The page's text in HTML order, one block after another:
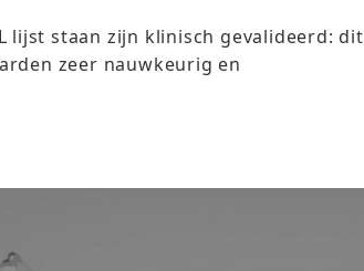
lijst staan zijn klinisch gevalideerd: dit
zeer nauwkeurig en